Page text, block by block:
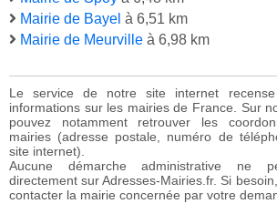
Mairie de Bayel à 6,51 km
Mairie de Meurville à 6,98 km
Le service de notre site internet
informations sur les mairies de France. Sur
pouvez notamment retrouver les
mairies (adresse postale, numéro de
site internet).
Aucune démarche administrative ne
directement sur Adresses-Mairies.fr. Si
contacter la mairie concernée par votre